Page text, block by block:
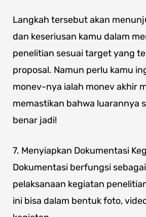
Langkah tersebut akan
dan keseriusan kamu dalam
penelitian sesuai target yang
proposal. Namun perlu kamu
monev-nya ialah monev akhir
memastikan bahwa luarannya
benar jadi!
7. Menyiapkan Dokumentasi
Dokumentasi berfungsi
pelaksanaan kegiatan
ini bisa dalam bentuk foto,